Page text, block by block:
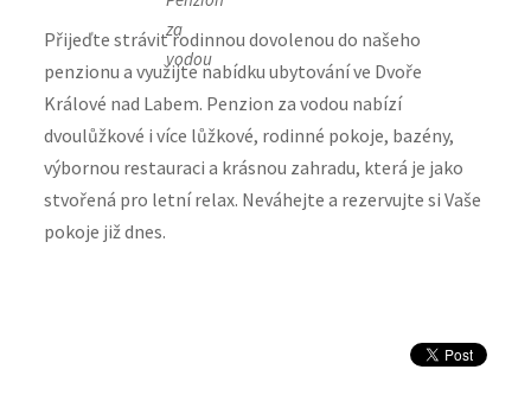
Přijeďte strávit rodinnou dovolenou do našeho
penzionu a využijte nabídku ubytování ve Dvoře
Králové nad Labem. Penzion za vodou nabízí
dvoulůžkové i více lůžkové, rodinné pokoje, bazény,
výbornou restauraci a krásnou zahradu, která je jako
stvořená pro letní relax. Neváhejte a rezervujte si Vaše
pokoje již dnes.